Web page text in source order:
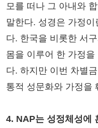
모를 떠나 그 아내와
말한다. 성경은 가정
다. 한국을 비롯한 서
몸을 이루어 한 가정
다. 하지만 이번 차별
통적 성문화와 가정을
4. NAP는 성정체성에